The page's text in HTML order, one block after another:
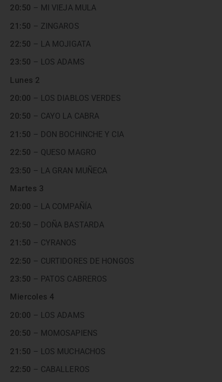
20:50 – MI VIEJA MULA
21:50 – ZINGAROS
22:50 – LA MOJIGATA
23:50 – LOS ADAMS
Lunes 2
20:00 – LOS DIABLOS VERDES
20:50 – CAYO LA CABRA
21:50 – DON BOCHINCHE Y CIA
22:50 – QUESO MAGRO
23:50 – LA GRAN MUÑECA
Martes 3
20:00 – LA COMPAÑÍA
20:50 – DOÑA BASTARDA
21:50 – CYRANOS
22:50 – CURTIDORES DE HONGOS
23:50 – PATOS CABREROS
Miercoles 4
20:00 – LOS ADAMS
20:50 – MOMOSAPIENS
21:50 – LOS MUCHACHOS
22:50 – CABALLEROS